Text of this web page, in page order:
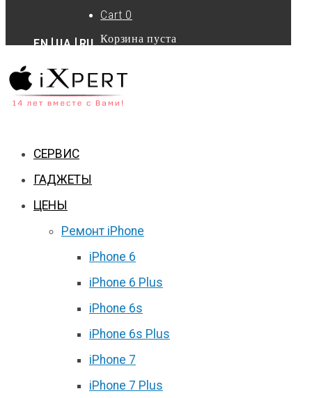
EN UA RU
Cart 0
Корзина пуста
СЕРВИС
ГАДЖЕТЫ
ЦЕНЫ
Ремонт iPhone
iPhone 6
iPhone 6 Plus
iPhone 6s
iPhone 6s Plus
iPhone 7
iPhone 7 Plus